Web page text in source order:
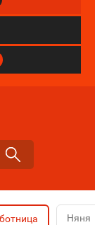
Няня